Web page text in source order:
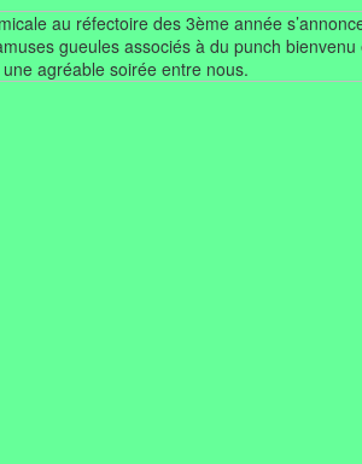
au réfectoire des 3ème année
gueules associés à du punch
agréable soirée entre nous.